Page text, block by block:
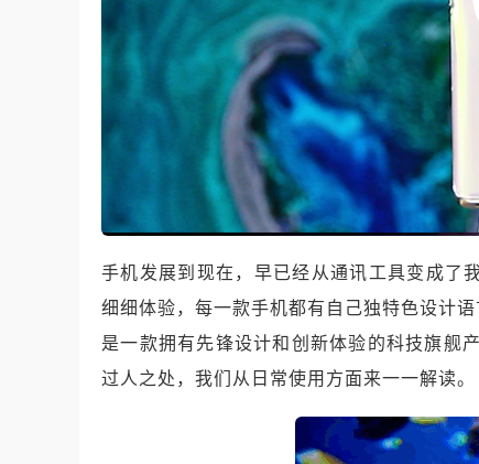
手机发展到现在，早已经从通讯工具变成了
细细体验，每一款手机都有自己独特色设计
是一款拥有先锋设计和创新体验的科技旗舰
过人之处，我们从日常使用方面来一一解读。